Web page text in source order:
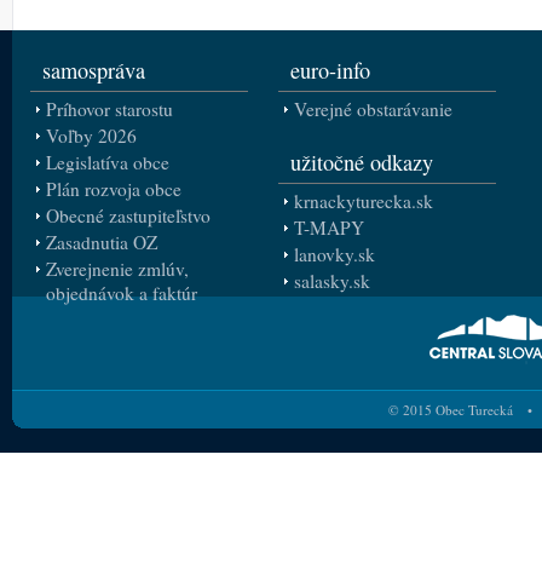
samospráva
Príhovor starostu
Voľby 2026
Legislatíva obce
Plán rozvoja obce
Obecné zastupiteľstvo
Zasadnutia OZ
Zverejnenie zmlúv,
objednávok a faktúr
euro-info
Verejné obstarávanie
užitočné odkazy
krnackyturecka.sk
T-MAPY
lanovky.sk
salasky.sk
© 2015 Obec Turecká